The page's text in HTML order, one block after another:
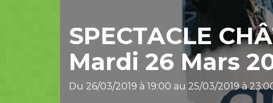
SPECTACLE
Mardi 26 Mars
Du 26/03/2019 à 19:00 au 25/03/2019 à